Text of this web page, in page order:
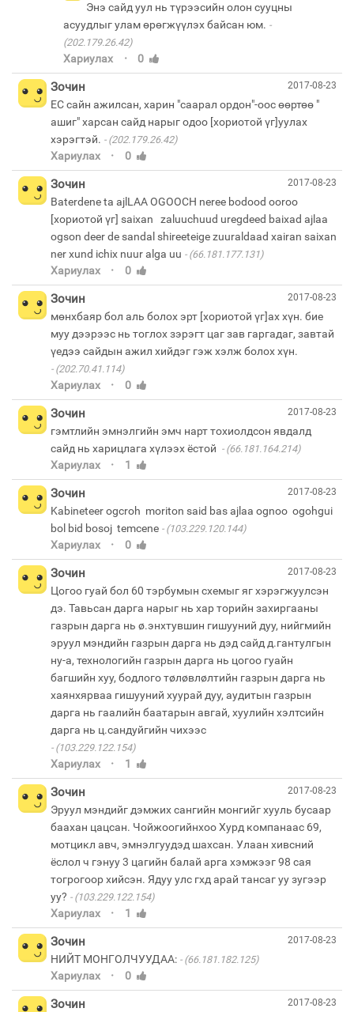
Энэ сайд уул нь түрээсийн олон сууцны
асуудлыг улам өрөгжүүлэх байсан юм.
(202.179.26.42)
Хариулах · 0
2017-08-23
Зочин
ЕС сайн ажилсан, харин "саарал ордон"-оос өөртөө "
ашиг" харсан сайд нарыг одоо [хориотой үг]уулах
хэрэгтэй.
(202.179.26.42)
Хариулах · 0
2017-08-23
Зочин
Baterdene ta ajlLAA OGOOCH neree bodood ooroo
[хориотой үг] saixan zaluuchuud uregdeed baixad ajlaa
ogson deer de sandal shireeteige zuuraldaad xairan saixan
ner xund ichix nuur alga uu
(66.181.177.131)
Хариулах · 0
2017-08-23
Зочин
мөнхбаяр бол аль болох эрт [хориотой үг]ах хүн. бие
муу дээрээс нь тоглох зэрэгт цаг зав гаргадаг, завтай
(202.70.41.114)
Хариулах · 0
2017-08-23
Зочин
гэмтлийн эмнэлгийн эмч нарт тохиолдсон явдалд
сайд нь харицлага хүлээх ёстой
(66.181.164.214)
Хариулах · 1
2017-08-23
Зочин
Kabineteer ogcroh moriton said bas ajlaa ognoo ogohgui
bol bid bosoj temcene
(103.229.120.144)
Хариулах · 0
2017-08-23
Зочин
Цогоо гуай бол 60 тэрбумын схемыг яг хэрэгжуулсэн
дэ. Тавьсан дарга нарыг нь хар торийн захиргааны
газрын дарга нь ø.энхтувшин гишууний дуу, нийгмийн
эруул мэндийн газрын дарга нь дэд сайд д.гантулгын
ну-а, технологийн газрын дарга нь цогоо гуайн
багшийн хуу, бодлого тøлøвлøлтийн газрын дарга нь
хаянхярваа гишууний хуурай дуу, аудитын газрын
дарга нь гаалийн баатарын авгай, хуулийн хэлтсийн
дарга нь ц.сандуйгийн чихээс
(103.229.122.154)
Хариулах · 1
2017-08-23
Зочин
Эруул мэндийг дэмжих сангийн монгийг хууль бусаар
баахан цацсан. Чойжоогийнхоо Хурд компанаас 69,
мотцикл авч, эмнэлгуудэд шахсан. Улаан хивсний
ёслол ч гэнуу 3 цагийн балай арга хэмжээг 98 сая
тогрогоор хийсэн. Ядуу улс гхд арай тансаг уу зугээр
уу?
(103.229.122.154)
Хариулах · 1
2017-08-23
Зочин
НИЙТ МОНГОЛЧУУДАА: (66.181.182.125)
Хариулах · 0
2017-08-23
Зочин